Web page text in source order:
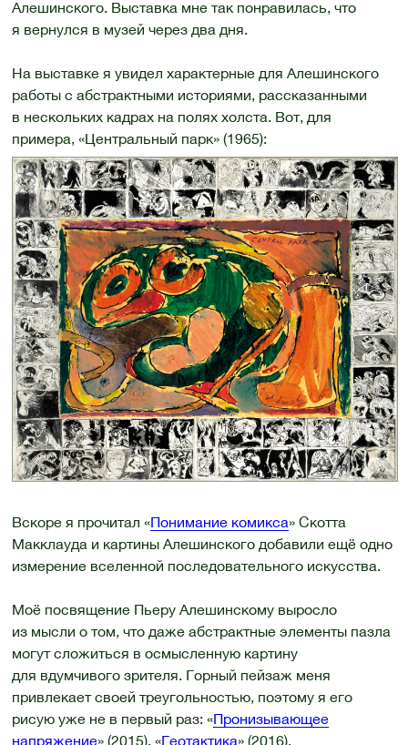
Алешинского. Выставка мне так понравилась, что
я вернулся в музей через два дня.
На выставке я увидел характерные для Алешинского
работы с абстрактными историями, расcказанными
в нескольких кадрах на полях холста. Вот, для
примера, «Центральный парк» (1965):
Вскоре я прочитал «Понимание комикса» Скотта
Макклауда и картины Алешинского добавили ещё одно
измерение вселенной последовательного искусства.
Моё посвящение Пьеру Алешинскому выросло
из мысли о том, что даже абстрактные элементы пазла
могут сложиться в осмысленную картину
для вдумчивого зрителя. Горный пейзаж меня
привлекает своей треугольностью, поэтому я его
рисую уже не в первый раз: «Пронизывающее
напряжение» (2015), «Геотактика» (2016).